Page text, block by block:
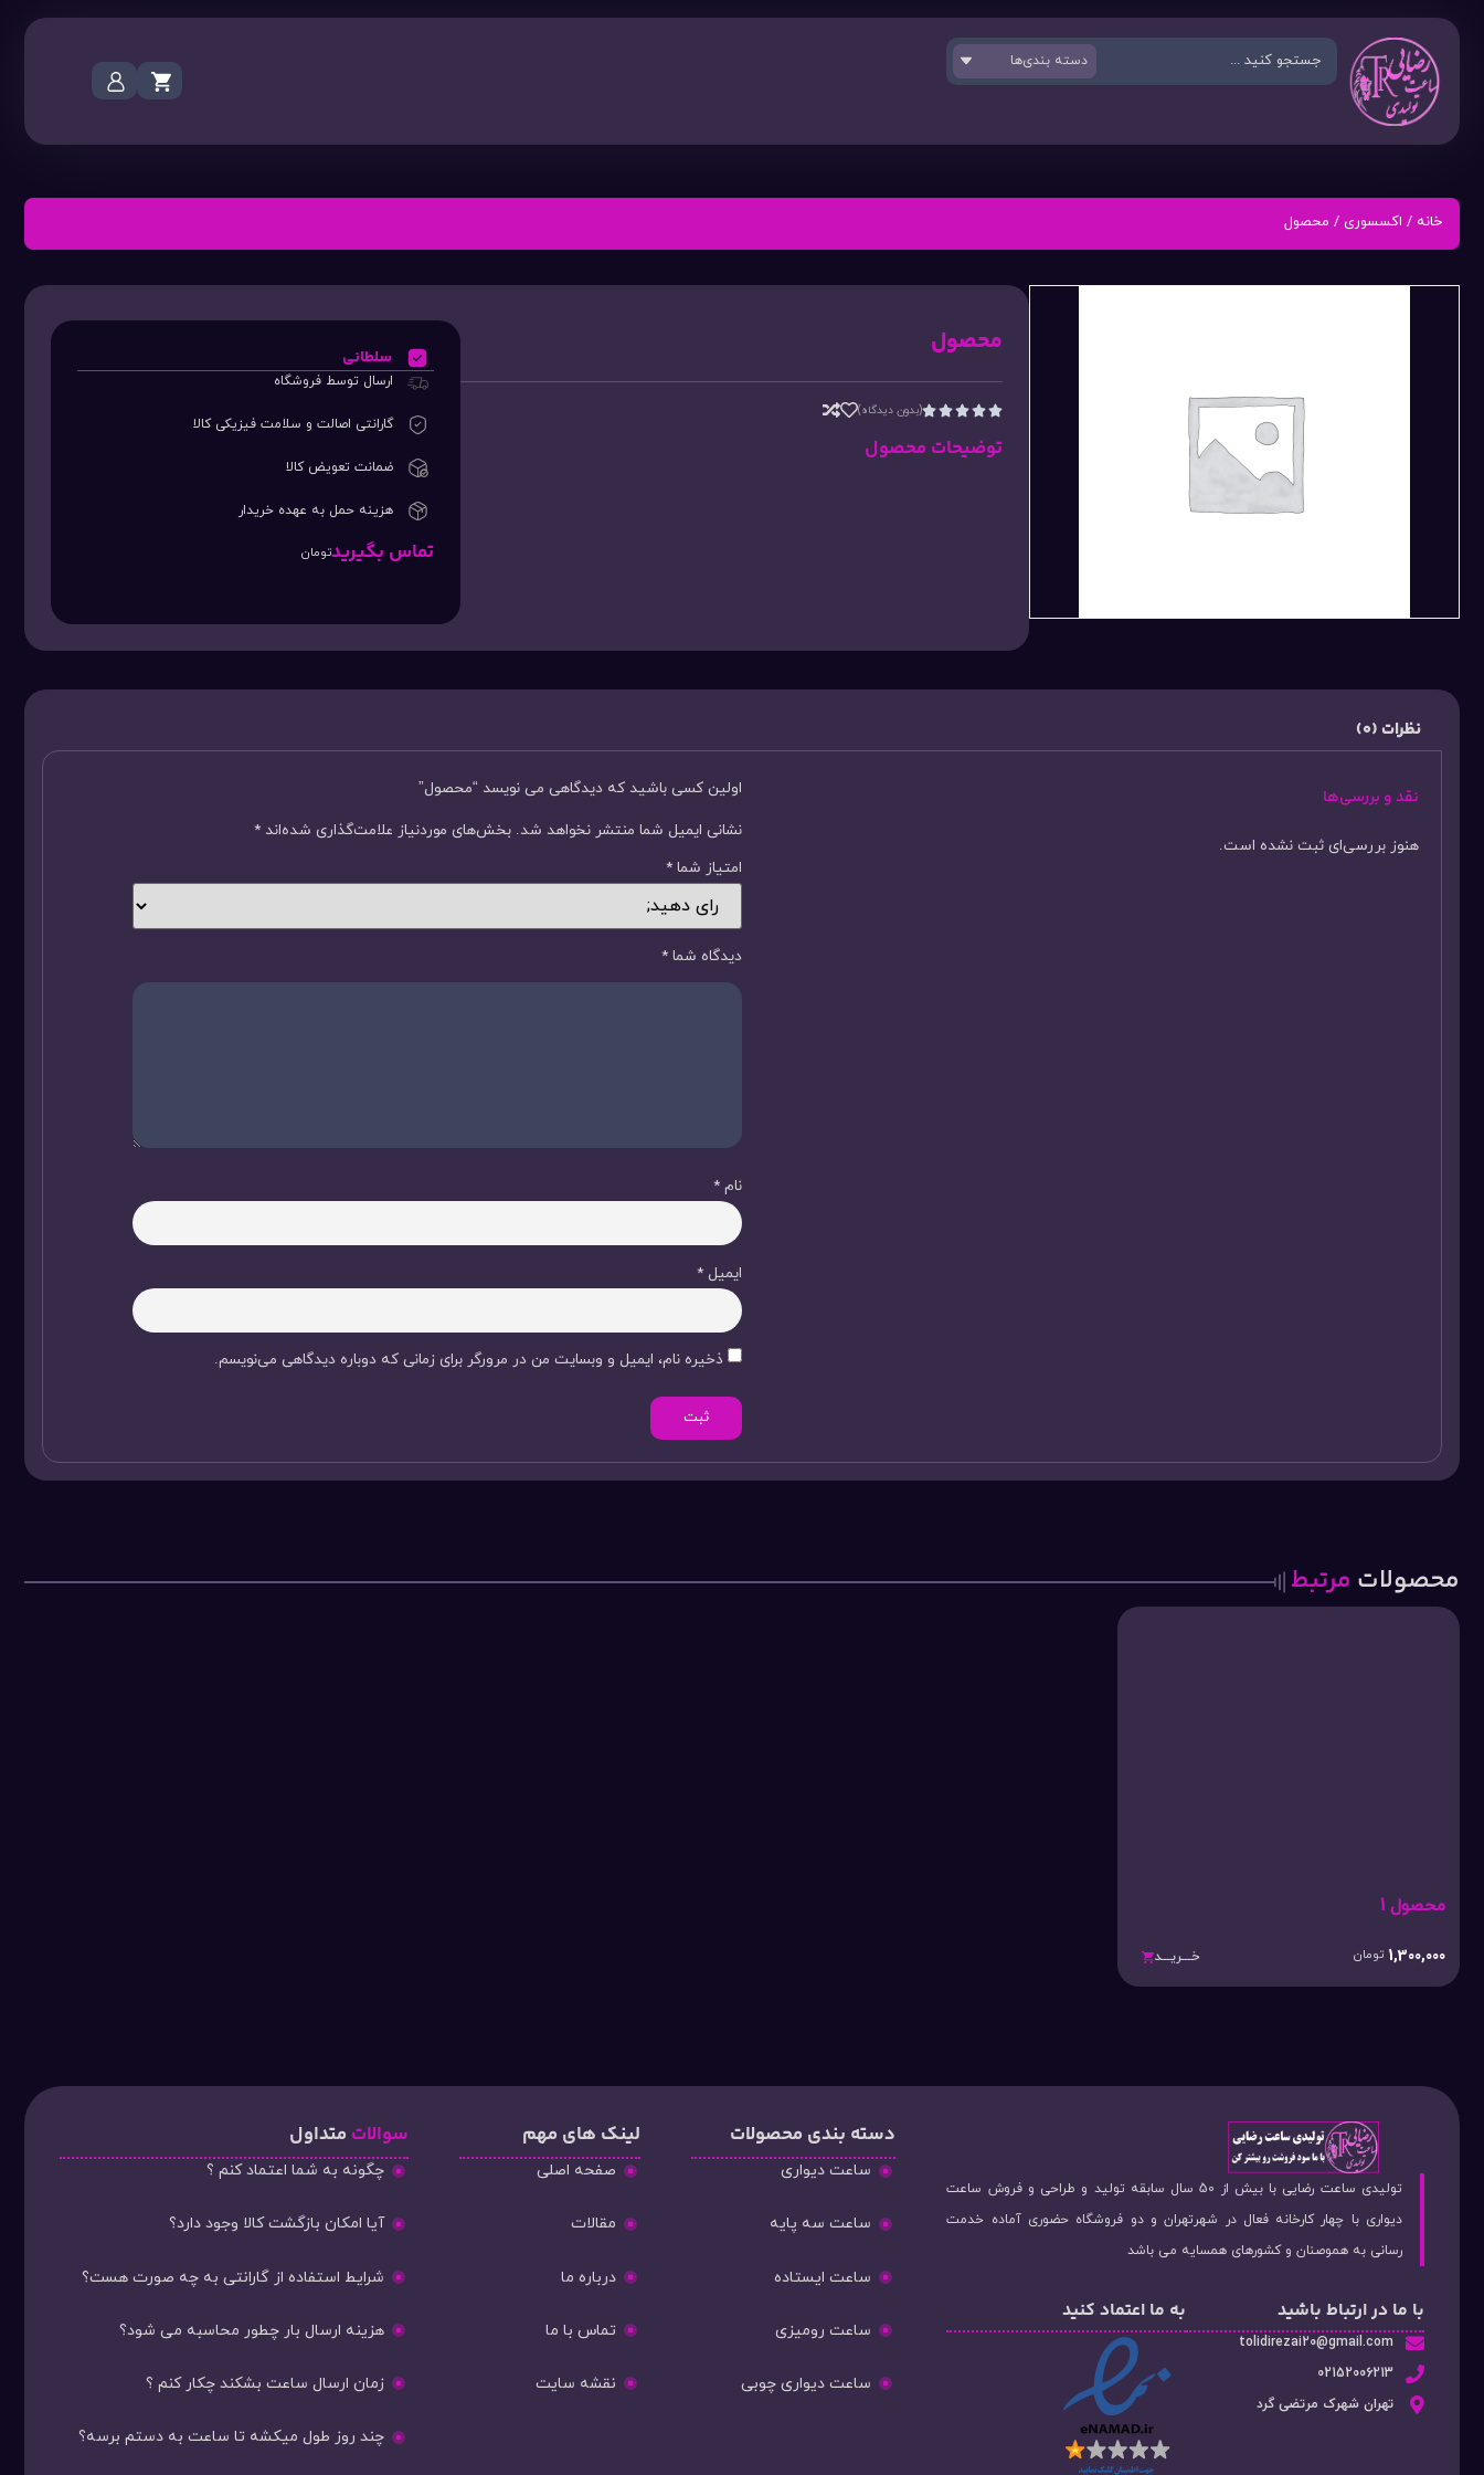
خانه / اکسسوری / محصول
محصول




(بدون دیدگاه)
توضیحات محصول
سلطانی
ارسال توسط فروشگاه
گارانتی اصالت و سلامت فیزیکی کالا
ضمانت تعویض کالا
هزینه حمل به عهده خریدار
تماس بگیریدتومان
نظرات (0)
نقد و بررسی‌ها
هنوز بررسی‌ای ثبت نشده است.
اولین کسی باشید که دیدگاهی می نویسد “محصول”
نشانی ایمیل شما منتشر نخواهد شد. بخش‌های موردنیاز علامت‌گذاری شده‌اند *
امتیاز شما *
دیدگاه شما *
نام *
ایمیل *
ذخیره نام، ایمیل و وبسایت من در مرورگر برای زمانی که دوباره دیدگاهی می‌نویسم.
محصولات مرتبط
محصول 1
1,300,000 تومان خـــریـــد
تولیدی ساعت رضایی با بیش از 50 سال سابقه تولید و طراحی و فروش ساعت
دیواری با چهار کارخانه فعال در شهرتهران و دو فروشگاه حضوری آماده خدمت
رسانی به هموصنان و کشورهای همسایه می باشد
با ما در ارتباط باشید
tolidirezai20@gmail.com
02152006213
تهران شهرک مرتضی گرد
به ما اعتماد کنید
دسته‌ بندی محصولات
ساعت دیواری
ساعت سه پایه
ساعت ایستاده
ساعت رومیزی
ساعت دیواری چوبی
لینک های مهم
صفحه اصلی
مقالات
درباره ما
تماس با ما
نقشه سایت
سوالات متداول
چگونه به شما اعتماد کنم ؟
آیا امکان بازگشت کالا وجود دارد؟
شرایط استفاده از گارانتی به چه صورت هست؟
هزینه ارسال بار چطور محاسبه می شود؟
زمان ارسال ساعت بشکند چکار کنم ؟
چند روز طول میکشه تا ساعت به دستم برسه؟